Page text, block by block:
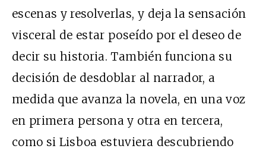
escenas y resolverlas, y deja la sensación
visceral de estar poseído por el deseo de
decir su historia. También funciona su
decisión de desdoblar al narrador, a
medida que avanza la novela, en una voz
en primera persona y otra en tercera,
como si Lisboa estuviera descubriendo